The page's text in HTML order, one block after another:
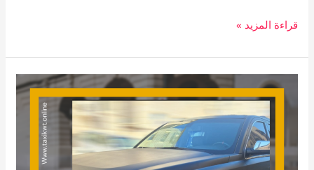
قراءة المزيد »
تاكسي
مبارك